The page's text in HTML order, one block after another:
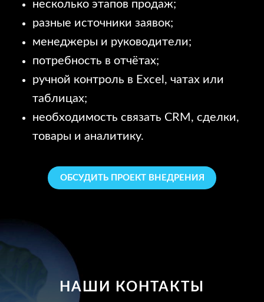
несколько этапов продаж;
разные источники заявок;
менеджеры и руководители;
потребность в отчётах;
ручной контроль в Excel, чатах или
таблицах;
необходимость связать CRM, сделки,
товары и аналитику.
ОБСУДИТЬ ПРОЕКТ ВНЕДРЕНИЯ
НАШИ КОНТАКТЫ